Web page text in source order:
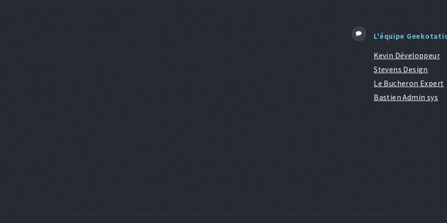
L'équipe
Kevin Développeur
Stevens Design
Le Bucheron Expert
Bastien Admin sys